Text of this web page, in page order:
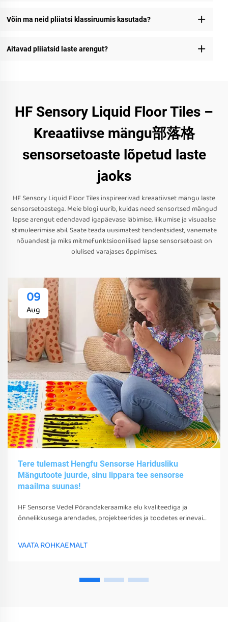
Võin ma neid pliiatsi klassiruumis kasutada?
Aitavad pliiatsid laste arengut?
HF Sensory Liquid Floor Tiles –
Kreaatiivse mängu部落格
sensorsetoaste lõpetud laste
jaoks
HF Sensory Liquid Floor Tiles inspireerivad kreaatiivset mängu laste
sensorsetoastega. Meie blogi uurib, kuidas need sensortsed mängud
lapse arengut edendavad igapäevase läbimise, liikumise ja visuaalse
stimuleerimise abil. Saate teada uusimatest tendentsidest, vanemate
nõuandest ja miks mitmefunktsioonilised lapse sensorsetoast on
olulised varajases õppimises.
09
Aug
Tere tulemast Hengfu Sensorse Haridusliku
Mängutoote juurde, sinu lippara tee sensorse
maailma suunas!
HF Sensorse Vedel Põrandakeraamika elu kvaliteediga ja
õnnelikkusega arendades, projekteerides ja toodetes erinevaid
tunneid
VAATA ROHKAEMALT